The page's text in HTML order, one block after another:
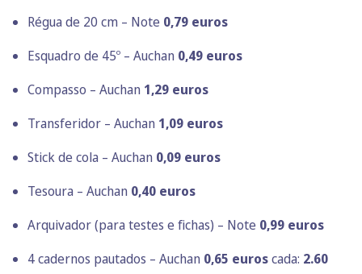
Régua de 20 cm – Note 0,79 euros
Esquadro de 45º – Auchan 0,49 euros
Compasso – Auchan 1,29 euros
Transferidor – Auchan 1,09 euros
Stick de cola – Auchan 0,09 euros
Tesoura – Auchan 0,40 euros
Arquivador (para testes e fichas) – Note 0,99 euros
4 cadernos pautados – Auchan 0,65 euroscada: 2.60